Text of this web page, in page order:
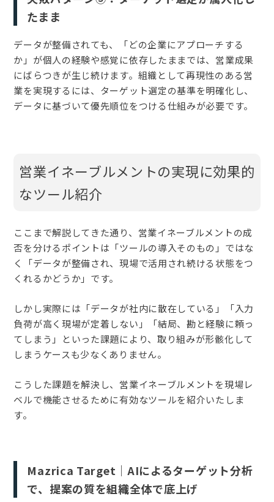
たまま
データが整備されても、「どの企業にアプローチする
か」が個人の経験や感覚に依存したままでは、営業成果
にばらつきが生じ続けます。組織として再現性のある営
業を実現するには、ターゲット選定の基準を明確化し、
データに基づいて優先順位をつける仕組みが必要です。
営業イネーブルメントの実現に効果的
なツール紹介
ここまで解説してきた通り、営業イネーブルメントの成
否を分けるポイントは「ツールの導入そのもの」ではな
く「データが整備され、現場で活用され続ける状態をつ
くれるかどうか」です。
しかし実際には「データが社内に散在している」「入力
負荷が高く現場が定着しない」「結局、勘と経験に頼っ
てしまう」といった課題により、取り組みが形骸化して
しまうケースも少なくありません。
こうした課題を解決し、営業イネーブルメントを現場レ
ベルで機能させるために有効なツールを紹介いたしま
す。
Mazrica Target｜AIによるターゲット分析
で、提案の質を組織全体で底上げ